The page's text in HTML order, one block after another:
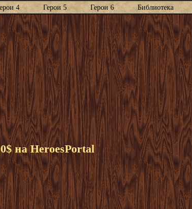
4 Герои 5 Герои 6 Библиотека
на HeroesPortal